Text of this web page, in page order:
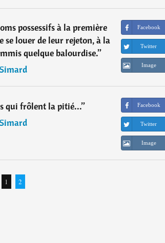
possessifs à la première
se louer de leur rejeton, à la
quelque balourdise.”
Facebook
Twitter
Image
qui frôlent la pitié...”
Facebook
Twitter
Image
1 2